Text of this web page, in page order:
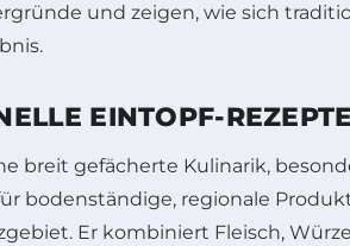
und zeigen, wie sich
EINTOPF-
breit gefächerte Kulinarik,
bodenständige, regionale
Er kombiniert Fleisch,